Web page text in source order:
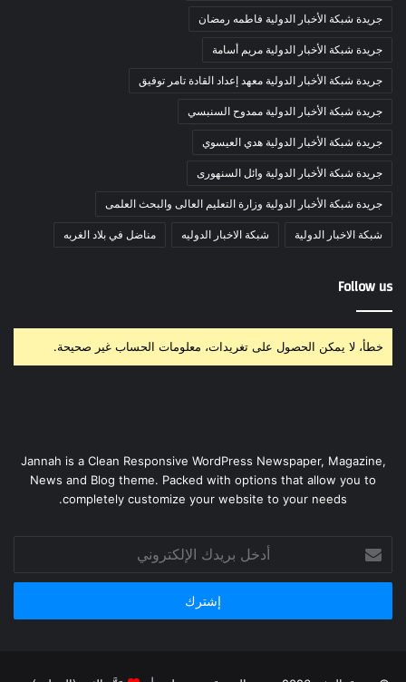
جريدة شبكة الأخبار الدولية فاطمه رمضان
جريدة شبكة الأخبار الدولية مريم أسامة
جريدة شبكة الأخبار الدولية معهد إعداد القادة تامر توفيق
جريدة شبكة الأخبار الدولية ممدوح السنبسي
جريدة شبكة الأخبار الدولية هدي العيسوي
جريدة شبكة الأخبار الدولية وائل السنهورى
جريدة شبكة الأخبار الدولية وزارة التعليم العالى والبحث العلمى
شبكة الاخبار الدولية شبكة الاخبار الدوليه مناضل في بلاد الغربه
Follow us
خطأ، لا يمكن الحصول على تغريدات، معلومات الحساب غير صحيحة.
Jannah is a Clean Responsive WordPress Newspaper, Magazine,
News and Blog theme. Packed with options that allow you to
completely customize your website to your needs.
بريدك
الإلكتروني